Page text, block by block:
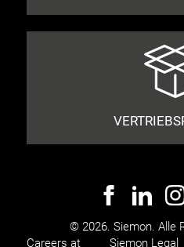
© 2026. Siemon. Alle
Careers at
Siemon Legal